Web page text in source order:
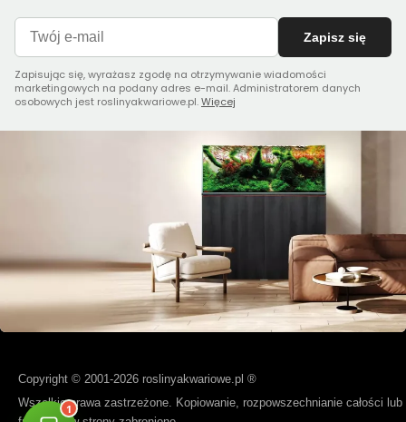
Zapisz się
Zapisując się, wyrażasz zgodę na otrzymywanie wiadomości
marketingowych na podany adres e-mail. Administratorem danych
osobowych jest roslinyakwariowe.pl.Więcej
Copyright © 2001-2026 roslinyakwariowe.pl ®
Wszelkie prawa zastrzeżone. Kopiowanie, rozpowszechnianie całości lub